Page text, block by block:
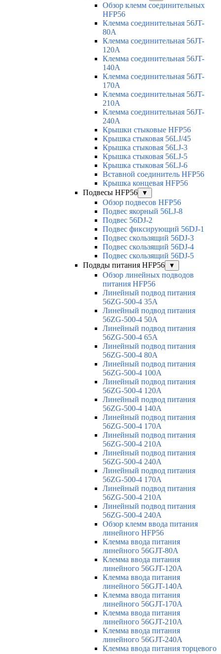
Обзор клемм соединительных
HFP56
Клемма соединительная 56JT-
80A
Клемма соединительная 56JT-
120A
Клемма соединительная 56JT-
140A
Клемма соединительная 56JT-
170A
Клемма соединительная 56JT-
210A
Клемма соединительная 56JT-
240A
Крышки стыковые HFP56
Крышка стыковая 56LJ/45
Крышка стыковая 56LJ-3
Крышка стыковая 56LJ-5
Крышка стыковая 56LJ-6
Вставной соединитель HFP56
Крышка концевая HFP56
Подвесы HFP56
▼
Обзор подвесов HFP56
Подвес якорный 56LJ-8
Подвес 56DJ-2
Подвес фиксирующий 56DJ-1
Подвес скользящий 56DJ-3
Подвес скользящий 56DJ-4
Подвес скользящий 56DJ-5
Подвды питания HFP56
▼
Обзор линейных подводов
питания HFP56
Линейный подвод питания
56ZG-500-4 35A
Линейный подвод питания
56ZG-500-4 50A
Линейный подвод питания
56ZG-500-4 65A
Линейный подвод питания
56ZG-500-4 80A
Линейный подвод питания
56ZG-500-4 100A
Линейный подвод питания
56ZG-500-4 120A
Линейный подвод питания
56ZG-500-4 140A
Линейный подвод питания
56ZG-500-4 170A
Линейный подвод питания
56ZG-500-4 210A
Линейный подвод питания
56ZG-500-4 240A
Линейный подвод питания
56ZG-500-4 170A
Линейный подвод питания
56ZG-500-4 210A
Линейный подвод питания
56ZG-500-4 240A
Обзор клемм ввода питания
линейного HFP56
Клемма ввода питания
линейного 56GJT-80A
Клемма ввода питания
линейного 56GJT-120A
Клемма ввода питания
линейного 56GJT-140A
Клемма ввода питания
линейного 56GJT-170A
Клемма ввода питания
линейного 56GJT-210A
Клемма ввода питания
линейного 56GJT-240A
Клемма ввода питания торцевого